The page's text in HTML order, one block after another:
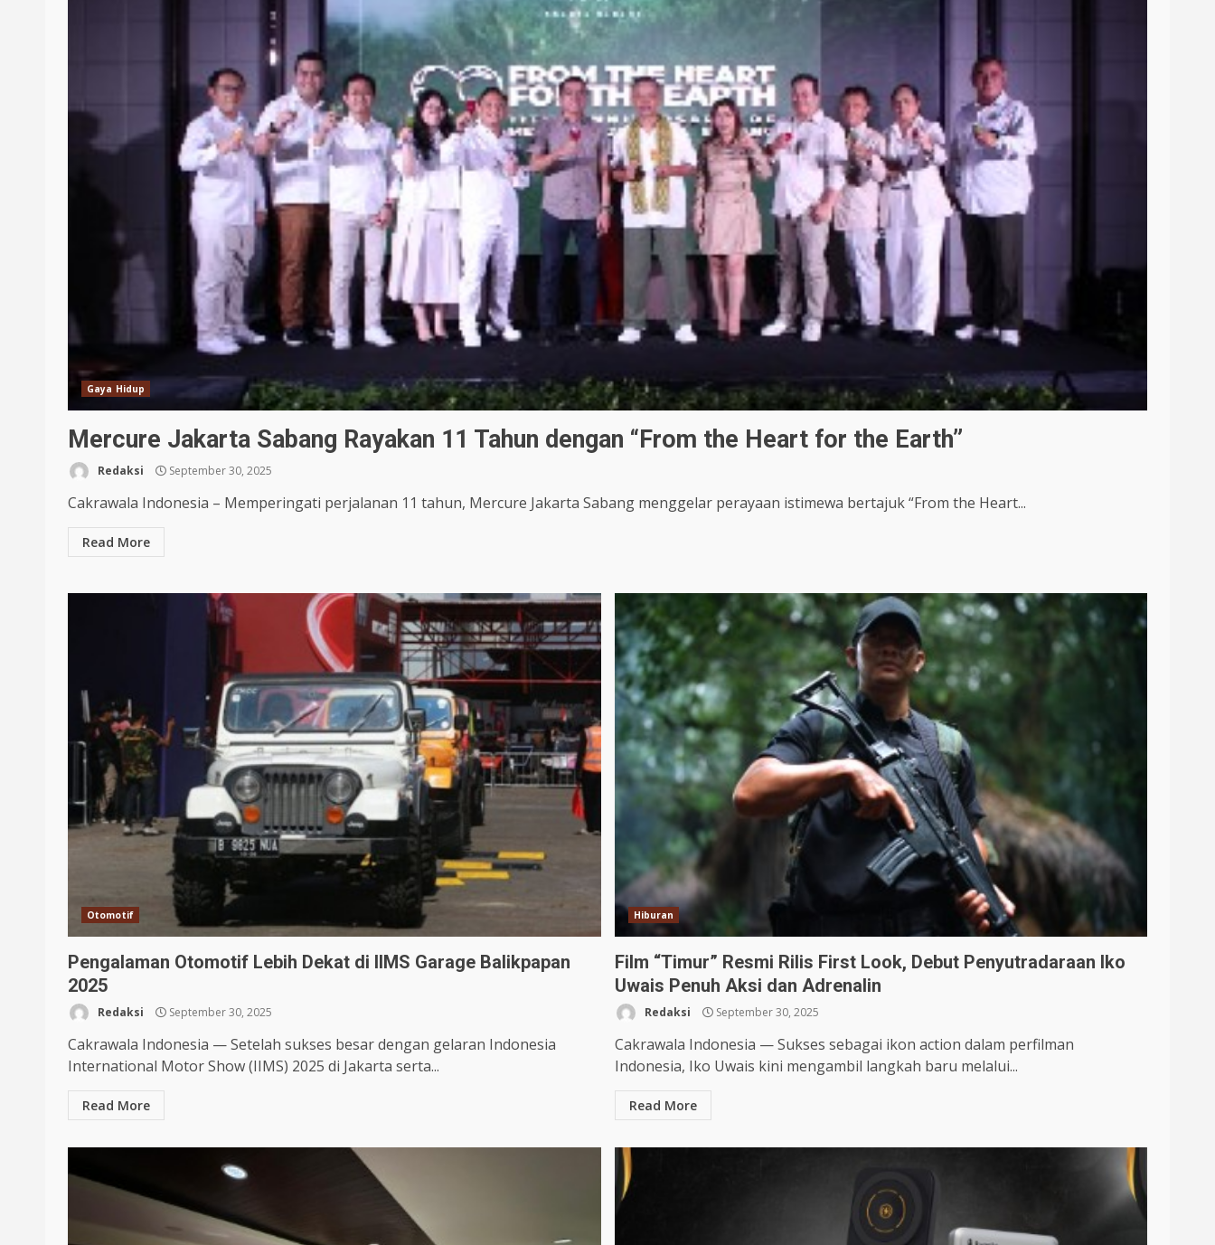
Gaya Hidup
Mercure Jakarta Sabang Rayakan 11 Tahun dengan “From the Heart for the Earth”
Redaksi September 30, 2025
Cakrawala Indonesia – Memperingati perjalanan 11 tahun, Mercure Jakarta Sabang menggelar perayaan istimewa bertajuk “From the Heart...
Read More
Otomotif
Pengalaman Otomotif Lebih Dekat di IIMS Garage Balikpapan
2025
Redaksi September 30, 2025
Cakrawala Indonesia — Setelah sukses besar dengan gelaran Indonesia
International Motor Show (IIMS) 2025 di Jakarta serta...
Read More
Hiburan
Film “Timur” Resmi Rilis First Look, Debut Penyutradaraan Iko
Uwais Penuh Aksi dan Adrenalin
Redaksi September 30, 2025
Cakrawala Indonesia — Sukses sebagai ikon action dalam perfilman
Indonesia, Iko Uwais kini mengambil langkah baru melalui...
Read More